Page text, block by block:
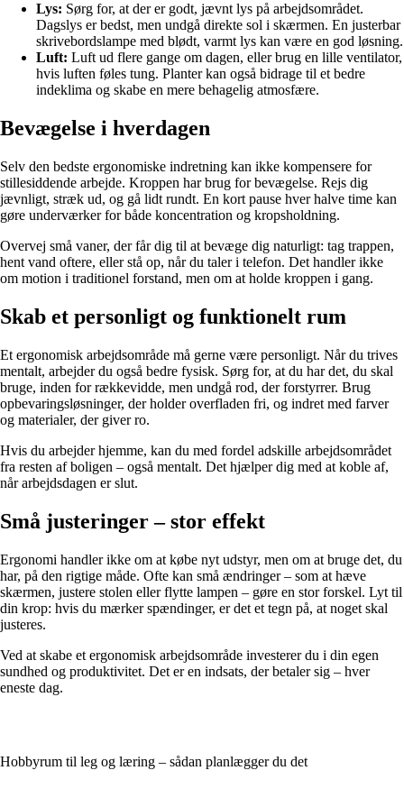
Lys: Sørg for, at der er godt, jævnt lys på arbejdsområdet.
Dagslys er bedst, men undgå direkte sol i skærmen. En justerbar
skrivebordslampe med blødt, varmt lys kan være en god løsning.
Luft: Luft ud flere gange om dagen, eller brug en lille ventilator,
hvis luften føles tung. Planter kan også bidrage til et bedre
indeklima og skabe en mere behagelig atmosfære.
Bevægelse i hverdagen
Selv den bedste ergonomiske indretning kan ikke kompensere for
stillesiddende arbejde. Kroppen har brug for bevægelse. Rejs dig
jævnligt, stræk ud, og gå lidt rundt. En kort pause hver halve time kan
gøre underværker for både koncentration og kropsholdning.
Overvej små vaner, der får dig til at bevæge dig naturligt: tag trappen,
hent vand oftere, eller stå op, når du taler i telefon. Det handler ikke
om motion i traditionel forstand, men om at holde kroppen i gang.
Skab et personligt og funktionelt rum
Et ergonomisk arbejdsområde må gerne være personligt. Når du trives
mentalt, arbejder du også bedre fysisk. Sørg for, at du har det, du skal
bruge, inden for rækkevidde, men undgå rod, der forstyrrer. Brug
opbevaringsløsninger, der holder overfladen fri, og indret med farver
og materialer, der giver ro.
Hvis du arbejder hjemme, kan du med fordel adskille arbejdsområdet
fra resten af boligen – også mentalt. Det hjælper dig med at koble af,
når arbejdsdagen er slut.
Små justeringer – stor effekt
Ergonomi handler ikke om at købe nyt udstyr, men om at bruge det, du
har, på den rigtige måde. Ofte kan små ændringer – som at hæve
skærmen, justere stolen eller flytte lampen – gøre en stor forskel. Lyt til
din krop: hvis du mærker spændinger, er det et tegn på, at noget skal
justeres.
Ved at skabe et ergonomisk arbejdsområde investerer du i din egen
sundhed og produktivitet. Det er en indsats, der betaler sig – hver
eneste dag.
Hobbyrum til leg og læring – sådan planlægger du det